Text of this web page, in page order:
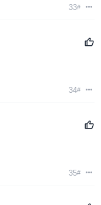
33#
34#
35#